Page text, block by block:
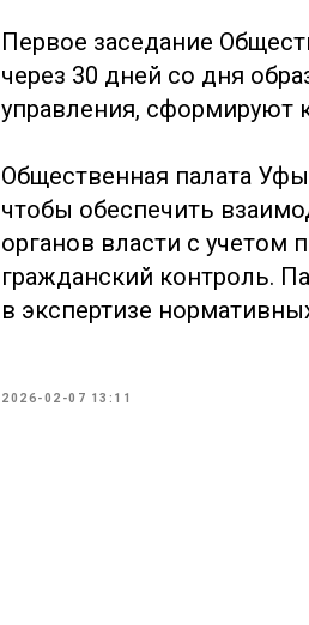
Первое заседание
через 30 дней со дня
управления, сформируют
Общественная палата
чтобы обеспечить
органов власти с учетом
гражданский контроль.
в экспертизе
2026-02-07 13:11